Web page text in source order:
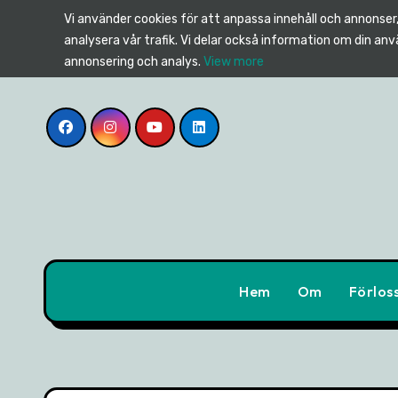
Hem Om
Vi använder cookies för att anpassa innehåll och
analysera vår trafik. Vi delar också information om din
annonsering och analys. View more